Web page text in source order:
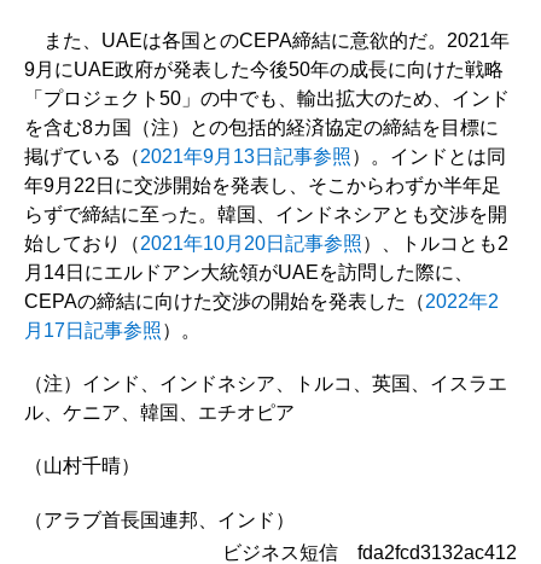
また、UAEは各国とのCEPA締結に意欲的だ。2021年
9月にUAE政府が発表した今後50年の成長に向けた戦略
「プロジェクト50」の中でも、輸出拡大のため、インド
を含む8カ国（注）との包括的経済協定の締結を目標に
掲げている（2021年9月13日記事参照）。インドとは同
年9月22日に交渉開始を発表し、そこからわずか半年足
らずで締結に至った。韓国、インドネシアとも交渉を開
始しており（2021年10月20日記事参照）、トルコとも2
月14日にエルドアン大統領がUAEを訪問した際に、
CEPAの締結に向けた交渉の開始を発表した（2022年2
月17日記事参照）。
（注）インド、インドネシア、トルコ、英国、イスラエ
ル、ケニア、韓国、エチオピア
（山村千晴）
（アラブ首長国連邦、インド）
ビジネス短信 fda2fcd3132ac412